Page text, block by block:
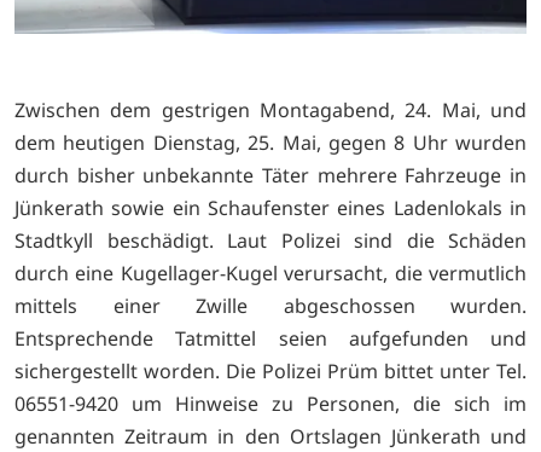
Zwischen dem gestrigen Montagabend, 24. Mai, und
dem heutigen Dienstag, 25. Mai, gegen 8 Uhr wurden
durch bisher unbekannte Täter mehrere Fahrzeuge in
Jünkerath sowie ein Schaufenster eines Ladenlokals in
Stadtkyll beschädigt. Laut Polizei sind die Schäden
durch eine Kugellager-Kugel verursacht, die vermutlich
mittels einer Zwille abgeschossen wurden.
Entsprechende Tatmittel seien aufgefunden und
sichergestellt worden. Die Polizei Prüm bittet unter Tel.
06551-9420 um Hinweise zu Personen, die sich im
genannten Zeitraum in den Ortslagen Jünkerath und